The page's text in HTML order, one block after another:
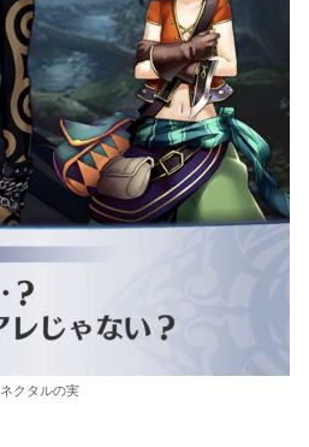
ネクタルの実